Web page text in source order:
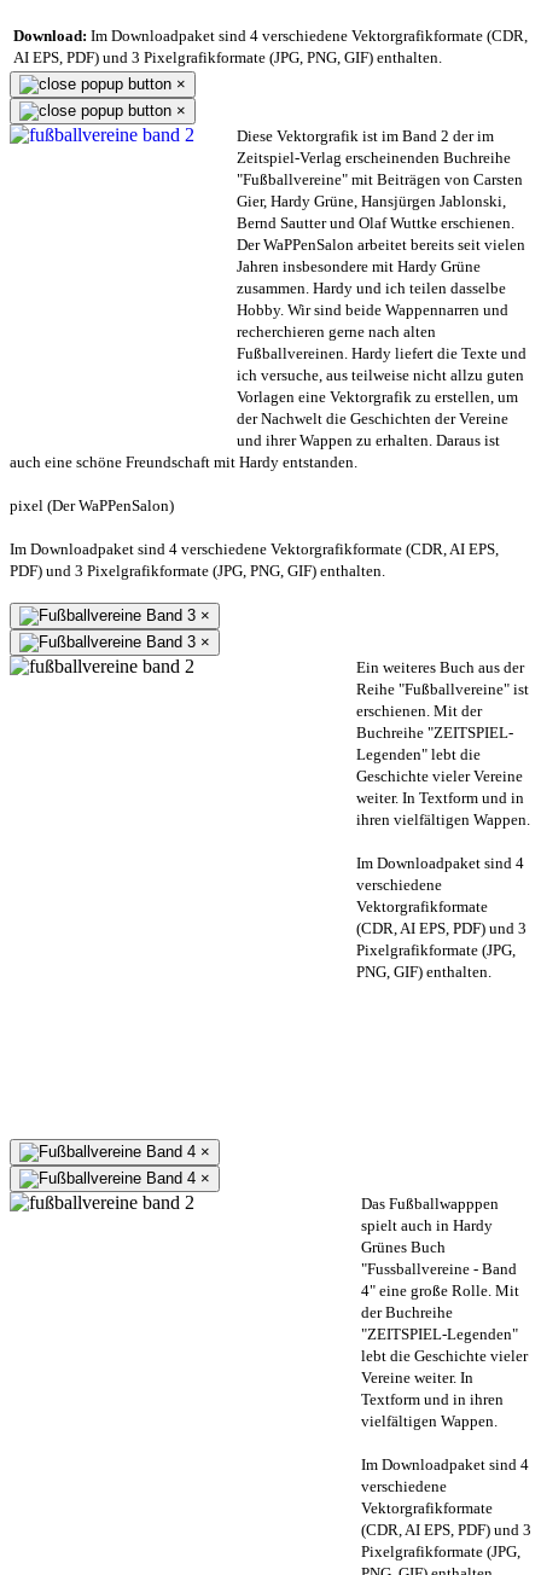
Download: Im Downloadpaket sind 4 verschiedene Vektorgrafikformate (CDR,
AI EPS, PDF) und 3 Pixelgrafikformate (JPG, PNG, GIF) enthalten.
×
×
Diese Vektorgrafik ist im Band 2 der im
Zeitspiel-Verlag erscheinenden Buchreihe
"Fußballvereine" mit Beiträgen von Carsten
Gier, Hardy Grüne, Hansjürgen Jablonski,
Bernd Sautter und Olaf Wuttke erschienen.
Der WaPPenSalon arbeitet bereits seit vielen
Jahren insbesondere mit Hardy Grüne
zusammen. Hardy und ich teilen dasselbe
Hobby. Wir sind beide Wappennarren und
recherchieren gerne nach alten
Fußballvereinen. Hardy liefert die Texte und
ich versuche, aus teilweise nicht allzu guten
Vorlagen eine Vektorgrafik zu erstellen, um
der Nachwelt die Geschichten der Vereine
und ihrer Wappen zu erhalten. Daraus ist
auch eine schöne Freundschaft mit Hardy entstanden.
pixel (Der WaPPenSalon)
Im Downloadpaket sind 4 verschiedene Vektorgrafikformate (CDR, AI EPS,
PDF) und 3 Pixelgrafikformate (JPG, PNG, GIF) enthalten.
×
×
Ein weiteres Buch aus der
Reihe "Fußballvereine" ist
erschienen. Mit der
Buchreihe "ZEITSPIEL-
Legenden" lebt die
Geschichte vieler Vereine
weiter. In Textform und in
ihren vielfältigen Wappen.
Im Downloadpaket sind 4
verschiedene
Vektorgrafikformate
(CDR, AI EPS, PDF) und 3
Pixelgrafikformate (JPG,
PNG, GIF) enthalten.
×
×
Das Fußballwapppen
spielt auch in Hardy
Grünes Buch
"Fussballvereine - Band
4" eine große Rolle. Mit
der Buchreihe
"ZEITSPIEL-Legenden"
lebt die Geschichte vieler
Vereine weiter. In
Textform und in ihren
vielfältigen Wappen.
Im Downloadpaket sind 4
verschiedene
Vektorgrafikformate
(CDR, AI EPS, PDF) und 3
Pixelgrafikformate (JPG,